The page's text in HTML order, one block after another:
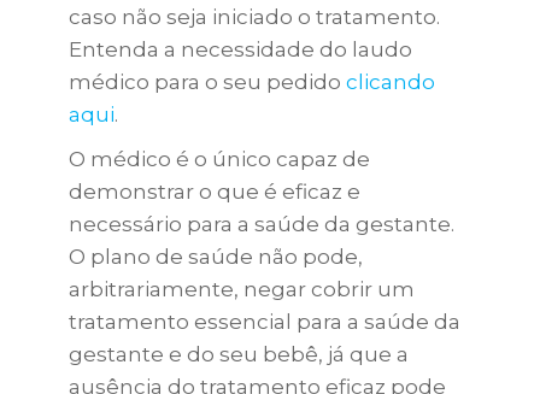
caso não seja iniciado o tratamento.
Entenda a necessidade do laudo
médico para o seu pedido clicando
aqui.
O médico é o único capaz de
demonstrar o que é eficaz e
necessário para a saúde da gestante.
O plano de saúde não pode,
arbitrariamente, negar cobrir um
tratamento essencial para a saúde da
gestante e do seu bebê, já que a
ausência do tratamento eficaz pode